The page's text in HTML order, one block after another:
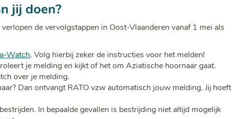
jij doen?
verlopen de vervolgstappen in Oost-Vlaanderen vanaf 1 mei als
Watch. Volg hierbij zeker de instructies voor het melden!
je melding en kijkt of het om Aziatische hoornaar gaat.
over je melding.
Dan ontvangt RATO vzw automatisch jouw melding. Jij hoeft
In bepaalde gevallen is bestrijding niet altijd mogelijk